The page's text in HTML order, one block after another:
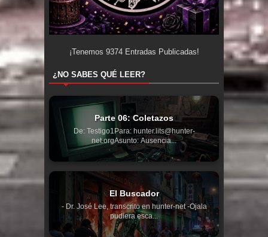
¡Tenemos 9374Entradas Publicadas!
¿NO SABES QUÉ LEER?
Parte 06: Coletazos
De: Testigo1Para: hunter.lits@hunter-
net.orgAsunto: Ausencia...
El Buscador
- Dr. José Lee, transcrito en hunter-net -Ojala
pudiera esca...